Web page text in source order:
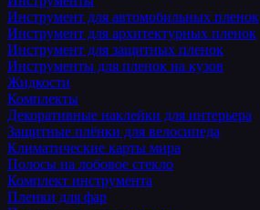
Инструмент для автомобильных пленок
Инструмент для архитектурных пленок
Инструмент для защитных пленок
Инструменты для пленок на кузов
Жидкости
Комплекты
Декоративные наклейки для интерьера
Защитные плёнки для велосипеда
Климатические карты мира
Полосы на лобовое стекло
Комплект инструмента
Пленки для фар